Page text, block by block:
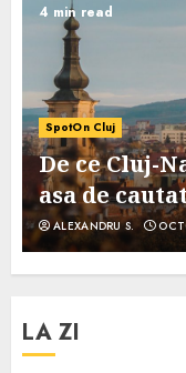
4 min read
SpotOn Cluj
De ce Cluj-
asa de
ALEXANDRU S.
LA ZI